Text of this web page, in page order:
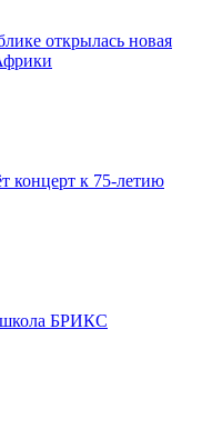
открылась новая
концерт к 75-летию
школа БРИКС